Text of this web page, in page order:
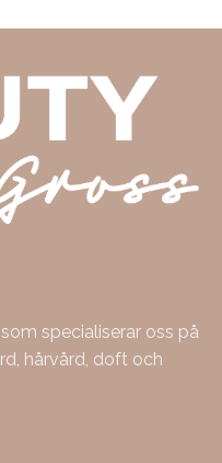
specialiserar oss på
hårvård, doft och